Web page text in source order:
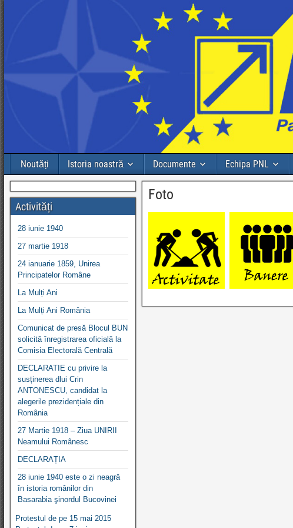
Noutăți Istoria noastră Documente Echipa PNL
Foto
Activități
28 iunie 1940
27 martie 1918
24 ianuarie 1859, Unirea
Principatelor Române
La Mulți Ani
La Mulți Ani România
Comunicat de presă Blocul BUN
solicită înregistrarea oficială la
Comisia Electorală Centrală
DECLARATIE cu privire la
susținerea dlui Crin
ANTONESCU, candidat la
alegerile prezidențiale din
România
27 Martie 1918 – Ziua UNIRII
Neamului Românesc
DECLARAȚIA
28 iunie 1940 este o zi neagră
în istoria românilor din
Basarabia şinordul Bucovinei
Protestul de pe 15 mai 2015